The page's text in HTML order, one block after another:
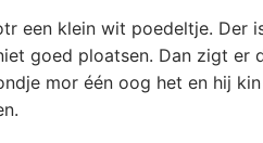
een klein wit poedeltje. Der
goed ploatsen. Dan zigt er
mor één oog het en hij